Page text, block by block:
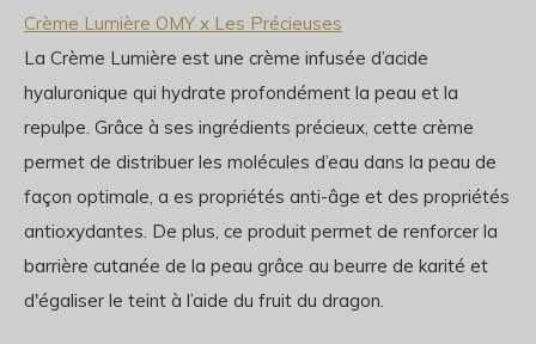
Crème Lumière OMY x Les Précieuses
La Crème Lumière est une crème infusée d’acide
hyaluronique qui hydrate profondément la peau et la
repulpe. Grâce à ses ingrédients précieux, cette crème
permet de distribuer les molécules d’eau dans la peau de
façon optimale, a es propriétés anti-âge et des propriétés
antioxydantes. De plus, ce produit permet de renforcer la
barrière cutanée de la peau grâce au beurre de karité et
d'égaliser le teint à l’aide du fruit du dragon.